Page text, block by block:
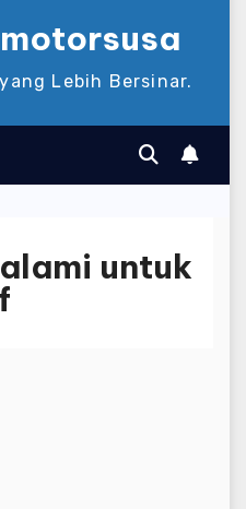
Lebih Bersinar.
untuk